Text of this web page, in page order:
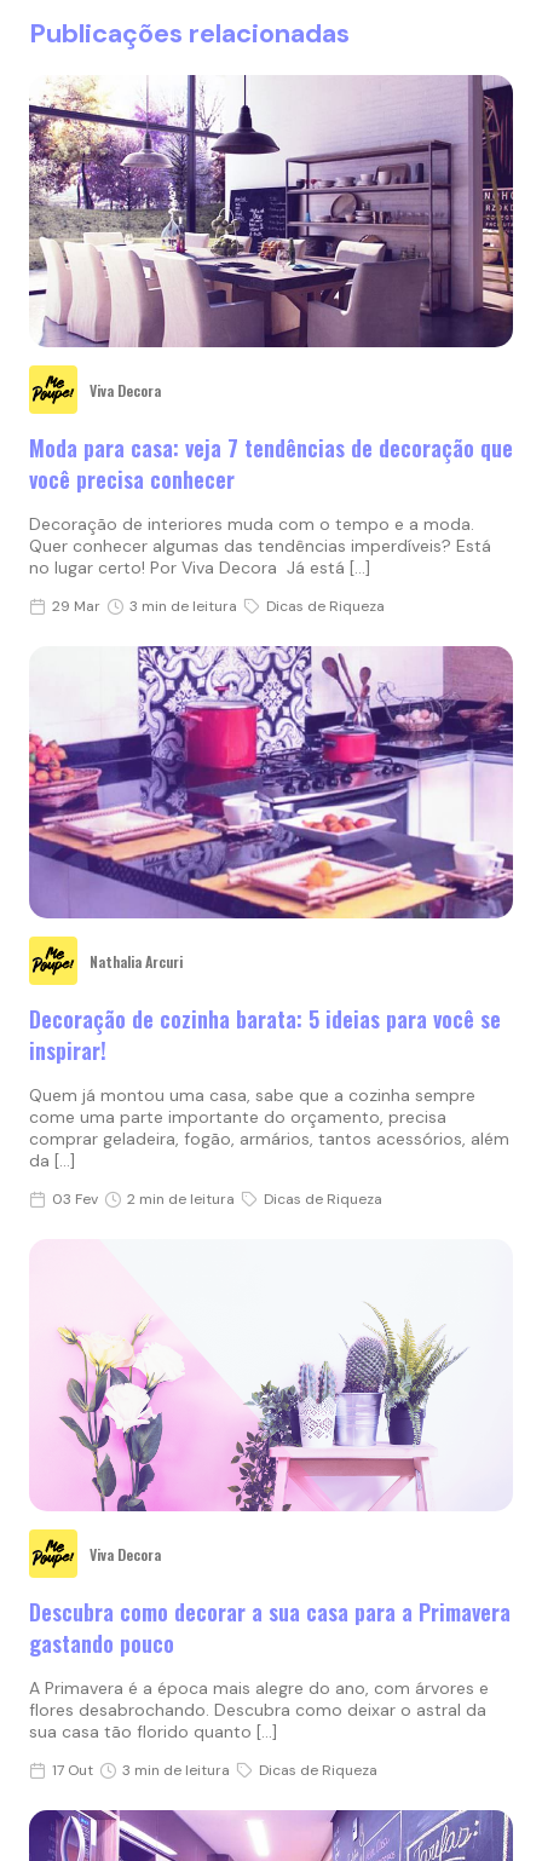
Publicações relacionadas
Viva Decora
Moda para casa: veja 7 tendências de decoração que
você precisa conhecer
Decoração de interiores muda com o tempo e a moda.
Quer conhecer algumas das tendências imperdíveis? Está
no lugar certo! Por Viva Decora Já está […]
29 Mar 3 min de leitura Dicas de Riqueza
Nathalia Arcuri
Decoração de cozinha barata: 5 ideias para você se
inspirar!
Quem já montou uma casa, sabe que a cozinha sempre
come uma parte importante do orçamento, precisa
comprar geladeira, fogão, armários, tantos acessórios, além
da […]
03 Fev 2 min de leitura Dicas de Riqueza
Viva Decora
Descubra como decorar a sua casa para a Primavera
gastando pouco
A Primavera é a época mais alegre do ano, com árvores e
flores desabrochando. Descubra como deixar o astral da
sua casa tão florido quanto […]
17 Out 3 min de leitura Dicas de Riqueza